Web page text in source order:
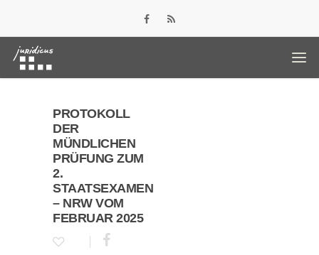
PROTOKOLL
DER
MÜNDLICHEN
PRÜFUNG ZUM
2.
STAATSEXAMEN
– NRW VOM
FEBRUAR 2025